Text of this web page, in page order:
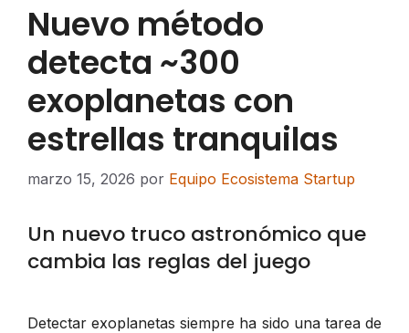
Nuevo método
detecta ~300
exoplanetas con
estrellas tranquilas
marzo 15, 2026 por Equipo Ecosistema Startup
Un nuevo truco astronómico que
cambia las reglas del juego
Detectar exoplanetas siempre ha sido una tarea de